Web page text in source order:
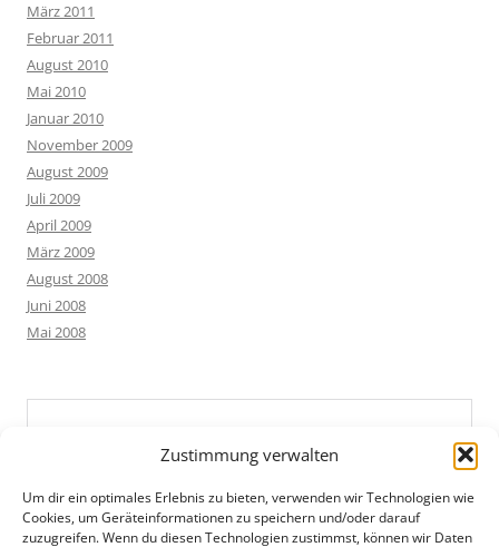
Zustimmung verwalten
Um dir ein optimales Erlebnis zu bieten, verwenden wir Technologien wie
Cookies, um Geräteinformationen zu speichern und/oder darauf
zuzugreifen. Wenn du diesen Technologien zustimmst, können wir Daten
März 2011
Februar 2011
August 2010
Mai 2010
Januar 2010
November 2009
August 2009
Juli 2009
April 2009
März 2009
August 2008
Juni 2008
Mai 2008